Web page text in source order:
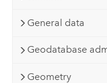
General data
Geodatabase
Geometry